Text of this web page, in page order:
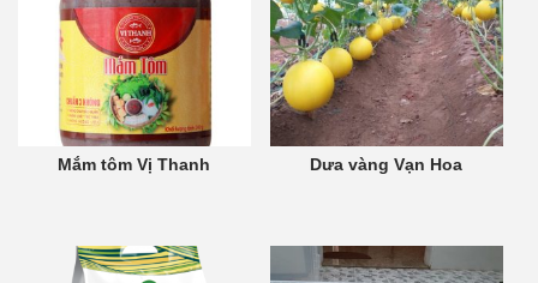
Mắm tôm Vị Thanh Dưa vàng Vạn Hoa